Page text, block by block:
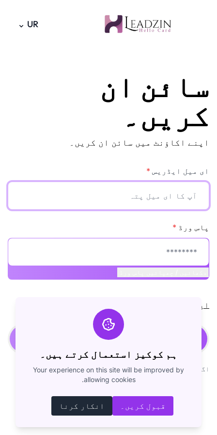
UR
سائن ان
کریں۔
اپنے اکاؤنٹ میں سائن ان کریں۔
ای میل ایڈریس *
پاس ورڈ *
اپنا پاس ورڈ بھول گئے؟
لاگ ان
اگر آپ کے پاس اکاؤنٹ نہیں ہے؟ مفت اکاؤنٹ بنائیں
ہم کوکیز استعمال کرتے ہیں۔
Your experience on this site will be improved by
allowing cookies.
قبول کریں۔ انکار کرنا